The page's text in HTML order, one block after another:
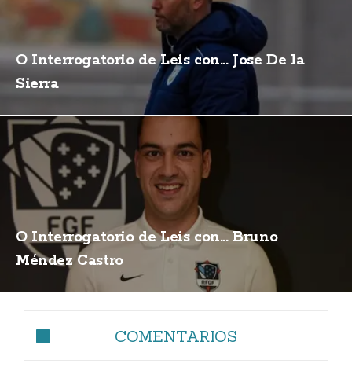
O Interrogatorio de Leis con... Jose De la
Sierra
O Interrogatorio de Leis con... Bruno
Méndez Castro
COMENTARIOS